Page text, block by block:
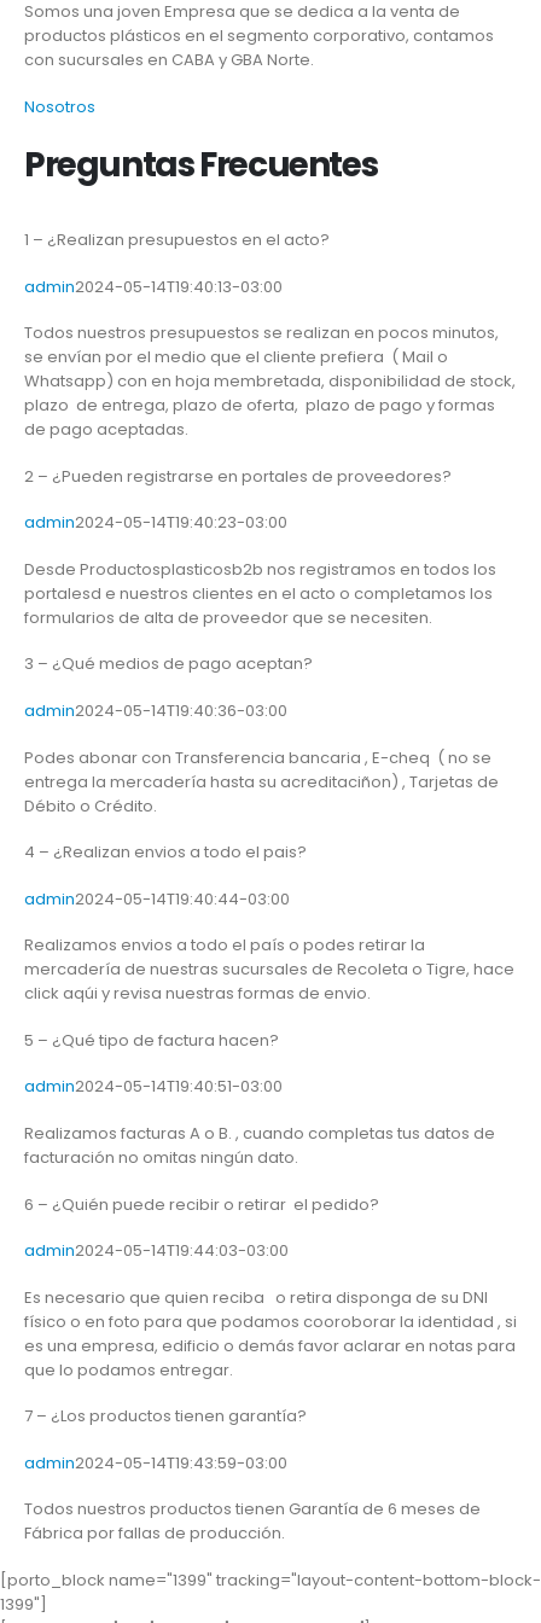
Somos una joven Empresa que se dedica a la venta de
productos plásticos en el segmento corporativo, contamos
con sucursales en CABA y GBA Norte.
Nosotros
Preguntas Frecuentes
1 – ¿Realizan presupuestos en el acto?
admin2024-05-14T19:40:13-03:00
Todos nuestros presupuestos se realizan en pocos minutos,
se envían por el medio que el cliente prefiera ( Mail o
Whatsapp) con en hoja membretada, disponibilidad de stock,
plazo de entrega, plazo de oferta, plazo de pago y formas
de pago aceptadas.
2 – ¿Pueden registrarse en portales de proveedores?
admin2024-05-14T19:40:23-03:00
Desde Productosplasticosb2b nos registramos en todos los
portalesd e nuestros clientes en el acto o completamos los
formularios de alta de proveedor que se necesiten.
3 – ¿Qué medios de pago aceptan?
admin2024-05-14T19:40:36-03:00
Podes abonar con Transferencia bancaria , E-cheq ( no se
entrega la mercadería hasta su acreditaciñon) , Tarjetas de
Débito o Crédito.
4 – ¿Realizan envios a todo el pais?
admin2024-05-14T19:40:44-03:00
Realizamos envios a todo el país o podes retirar la
mercadería de nuestras sucursales de Recoleta o Tigre, hace
click aqúi y revisa nuestras formas de envio.
5 – ¿Qué tipo de factura hacen?
admin2024-05-14T19:40:51-03:00
Realizamos facturas A o B. , cuando completas tus datos de
facturación no omitas ningún dato.
6 – ¿Quién puede recibir o retirar el pedido?
admin2024-05-14T19:44:03-03:00
Es necesario que quien reciba o retira disponga de su DNI
físico o en foto para que podamos cooroborar la identidad , si
es una empresa, edificio o demás favor aclarar en notas para
que lo podamos entregar.
7 – ¿Los productos tienen garantía?
admin2024-05-14T19:43:59-03:00
Todos nuestros productos tienen Garantía de 6 meses de
Fábrica por fallas de producción.
[porto_block name="1399" tracking="layout-content-bottom-block-
1399"]